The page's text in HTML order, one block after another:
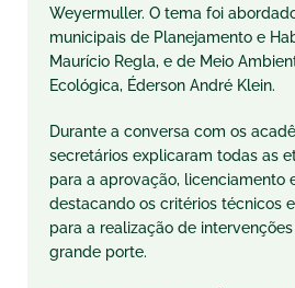
Weyermuller. O tema foi
municipais de Planejamento e
Maurício Regla, e de Meio
Ecológica, Éderson André Klein.
Durante a conversa com os
secretários explicaram todas as
para a aprovação, licenciamento
destacando os critérios técnicos
para a realização de
grande porte.